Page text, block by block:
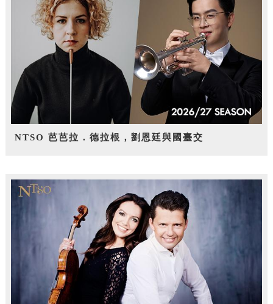
NTSO 芭芭拉．德拉根，劉恩廷與國臺交